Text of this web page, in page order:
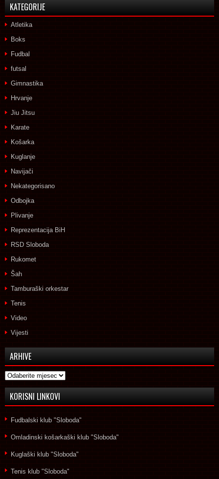
KATEGORIJE
Atletika
Boks
Fudbal
futsal
Gimnastika
Hrvanje
Jiu Jitsu
Karate
Košarka
Kuglanje
Navijači
Nekategorisano
Odbojka
Plivanje
Reprezentacija BiH
RSD Sloboda
Rukomet
Šah
Tamburaški orkestar
Tenis
Video
Vijesti
ARHIVE
Arhive
KORISNI LINKOVI
Fudbalski klub "Sloboda"
Omladinski košarkaški klub "Sloboda"
Kuglaški klub "Sloboda"
Tenis klub "Sloboda"